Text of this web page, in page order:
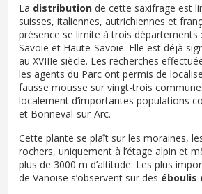
La distribution de cette saxifrage est
suisses, italiennes, autrichiennes et
présence se limite à trois départements
Savoie et Haute-Savoie. Elle est déjà
au XVIIIe siècle. Les recherches
les agents du Parc ont permis de
fausse mousse sur vingt-trois
localement d’importantes populations
et Bonneval-sur-Arc.
Cette plante se plaît sur les moraines,
rochers, uniquement à l’étage alpin et
plus de 3000 m d’altitude. Les plus
de Vanoise s’observent sur des éboulis